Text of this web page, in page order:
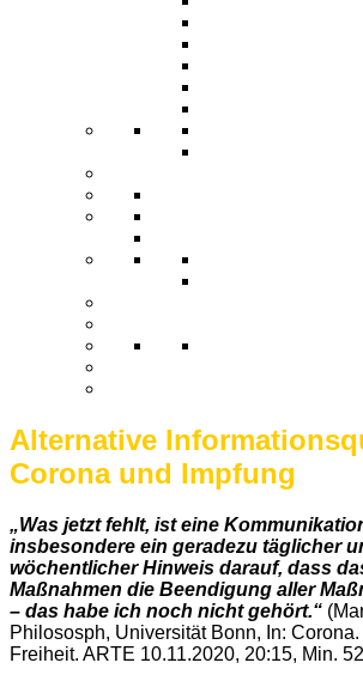
Alternative
Corona und Impfung
„Was jetzt fehlt, ist eine
insbesondere ein geradezu täglicher
wöchentlicher Hinweis darauf, dass
Maßnahmen die Beendigung aller
– das habe ich noch nicht gehört.“
Philososph, Universität Bonn, In:
Freiheit. ARTE 10.11.2020, 20:15, Min.